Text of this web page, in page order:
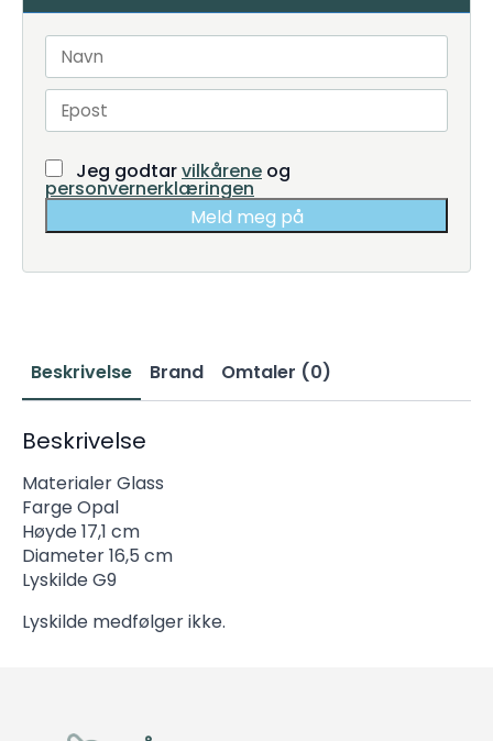
Jeg godtarvilkårene og
personvernerklæringen
Meld meg på
Beskrivelse Brand Omtaler (0)
Beskrivelse
Materialer Glass
Farge Opal
Høyde 17,1 cm
Diameter 16,5 cm
Lyskilde G9
Lyskilde medfølger ikke.